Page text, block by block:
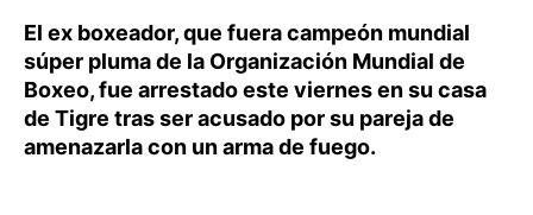
El ex boxeador, que fuera campeón mundial
súper pluma de la Organización Mundial de
Boxeo, fue arrestado este viernes en su casa
de Tigre tras ser acusado por su pareja de
amenazarla con un arma de fuego.